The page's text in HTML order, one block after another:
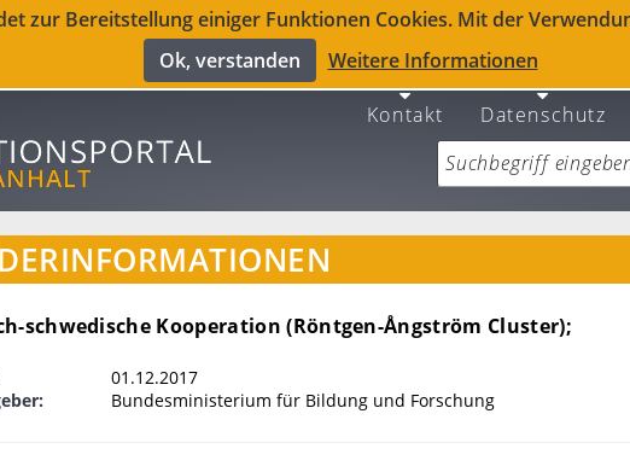
zur Bereitstellung einiger Funktionen Cookies. Mit der
Ok, verstanden
Weitere Informationen
Kontakt Datenschutz
schwedische Kooperation (Röntgen-Ångström Cluster);
01.12.2017
Bundesministerium für Bildung und Forschung